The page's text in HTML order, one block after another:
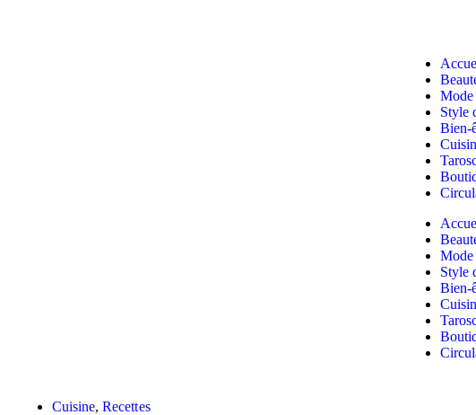
Mode
Style
Bien-
Mode
Style
Bien-
Cuisine,Recettes